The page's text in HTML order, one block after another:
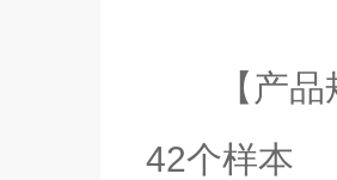
【产品规
42个样本